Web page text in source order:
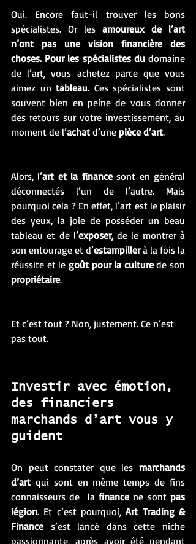
Oui. Encore faut-il trouver les bons
spécialistes. Or les amoureux de l’art
n’ont pas une vision financière des
choses. Pour les spécialistes du domaine
de l’art, vous achetez parce que vous
aimez un tableau. Ces spécialistes sont
souvent bien en peine de vous donner
des retours sur votre investissement, au
moment de l’achat d’une pièce d’art.
Alors, l’art et la finance sont en général
déconnectés l’un de l’autre. Mais
pourquoi cela ? En effet, l’art est le plaisir
des yeux, la joie de posséder un beau
tableau et de l’exposer, de le montrer à
son entourage et d’estampiller à la fois la
réussite et le goût pour la culture
propriétaire.
Et c’est tout ? Non, justement. Ce n’est
pas tout.
Investir avec émotion,
des financiers
marchands d’art vous y
guident
On peut constater que les marchands
d’art qui sont en même temps de fins
connaisseurs de  la finance ne sont pas
légion. Et c’est pourquoi, Art Trading &
Finance s’est lancé dans cette niche